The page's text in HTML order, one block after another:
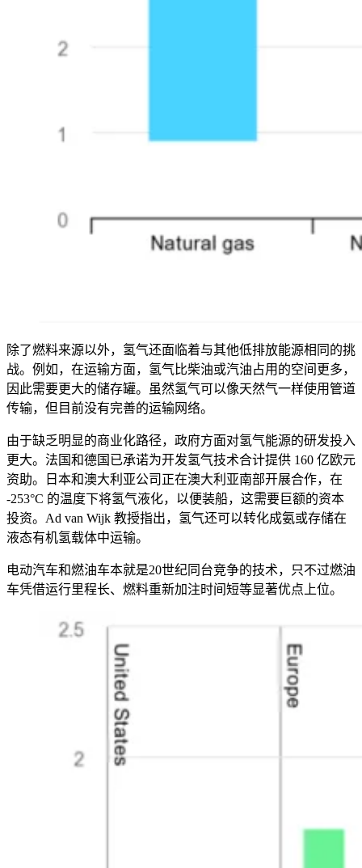
除了燃料来源以外，氢气还面临着与其他低排放能源相同的挑
战。例如，在运输方面，氢气比柴油或汽油占用的空间更多，
因此需要更大的储存罐。虽然氢气可以像天然气一样使用管道
传输，但目前没有完善的运输网络。
由于缺乏明显的商业化路径，政府方面对氢气能源的研发投入
更大。法国和德国已承诺为开发氢气技术合计提供 160 亿欧元
资助。日本和澳大利亚公司正在澳大利亚南部开展合作，在
-253°C 的温度下将氢气液化，以便装船，这需要巨额的资本
投资。Ad van Wijk 教授指出，氢气还可以转化成氨或存储在
液态有机氢载体中运输。
电动汽车和燃油车本就是20世纪同台竞争的技术，只不过燃油
车凭借运行里程长、燃料重新加注时间短等显著优点上位。